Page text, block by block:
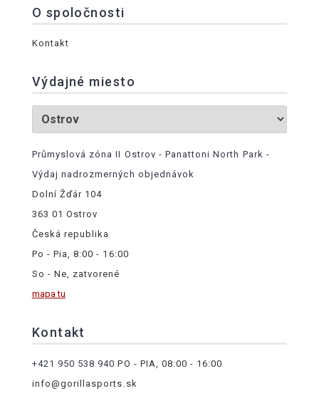
O spoločnosti
Kontakt
Výdajné miesto
Průmyslová zóna II Ostrov - Panattoni North Park -
Výdaj nadrozmerných objednávok
Dolní Žďár 104
363 01 Ostrov
Česká republika
Po - Pia, 8:00 - 16:00
So - Ne, zatvorené
mapa tu
Kontakt
+421 950 538 940 PO - PIA, 08:00 - 16:00
info@gorillasports.sk